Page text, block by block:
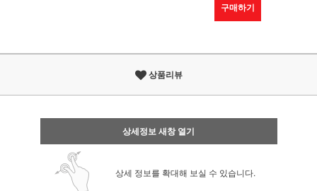
구매하기
상품리뷰
상세정보 새창 열기
상세 정보를 확대해 보실 수 있습니다.